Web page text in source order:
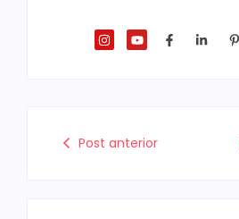
Post anterior